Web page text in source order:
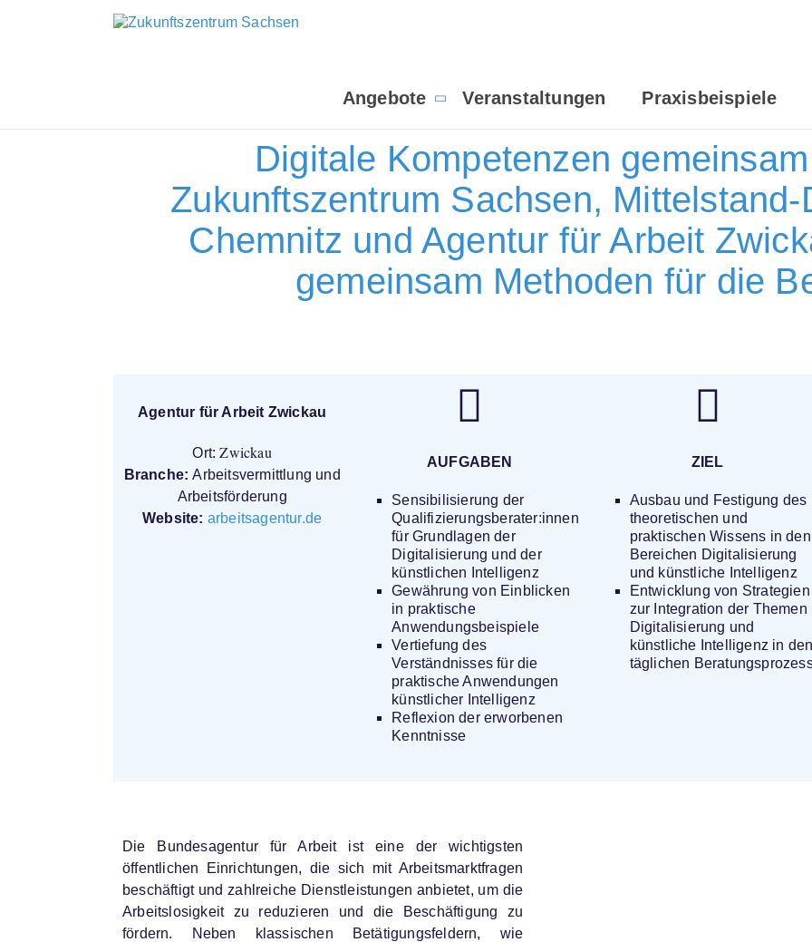
Angebote Veranstaltungen Praxisbeispiele
Digitale Kompetenzen
Zukunftszentrum Sachsen,
Chemnitz und Agentur für Arbeit
gemeinsam Methoden für die
Agentur für Arbeit Zwickau
Ort: Zwickau
Branche:Arbeitsvermittlung und
Arbeitsförderung
Website: arbeitsagentur.de
AUFGABEN
Sensibilisierung der
Qualifizierungsberater:innen
für Grundlagen der
Digitalisierung und der
künstlichen Intelligenz
Gewährung von Einblicken
in praktische
Anwendungsbeispiele
Vertiefung des
Verständnisses für die
praktische Anwendungen
künstlicher Intelligenz
Reflexion der erworbenen
Kenntnisse
ZIEL
Ausbau und Festigung des
theoretischen und
praktischen Wissens in den
Bereichen Digitalisierung
und künstliche Intelligenz
Entwicklung von Strategien
zur Integration der Themen
Digitalisierung und
künstliche Intelligenz in
täglichen
Die Bundesagentur für Arbeit ist eine der wichtigsten
öffentlichen Einrichtungen, die sich mit Arbeitsmarktfragen
beschäftigt und zahlreiche Dienstleistungen anbietet, um die
Arbeitslosigkeit zu reduzieren und die Beschäftigung zu
fördern. Neben klassischen Betätigungsfeldern, wie